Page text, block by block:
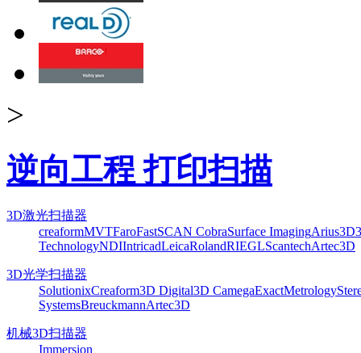
>
逆向工程 打印扫描
3D激光扫描器
creaformMVTFaroFastSCAN CobraSurface ImagingArius3D
TechnologyNDIIntricadLeicaRolandRIEGLScantechArtec3D
3D光学扫描器
SolutionixCreaform3D Digital3D CamegaExactMetrology
SystemsBreuckmannArtec3D
机械3D扫描器
Immersion